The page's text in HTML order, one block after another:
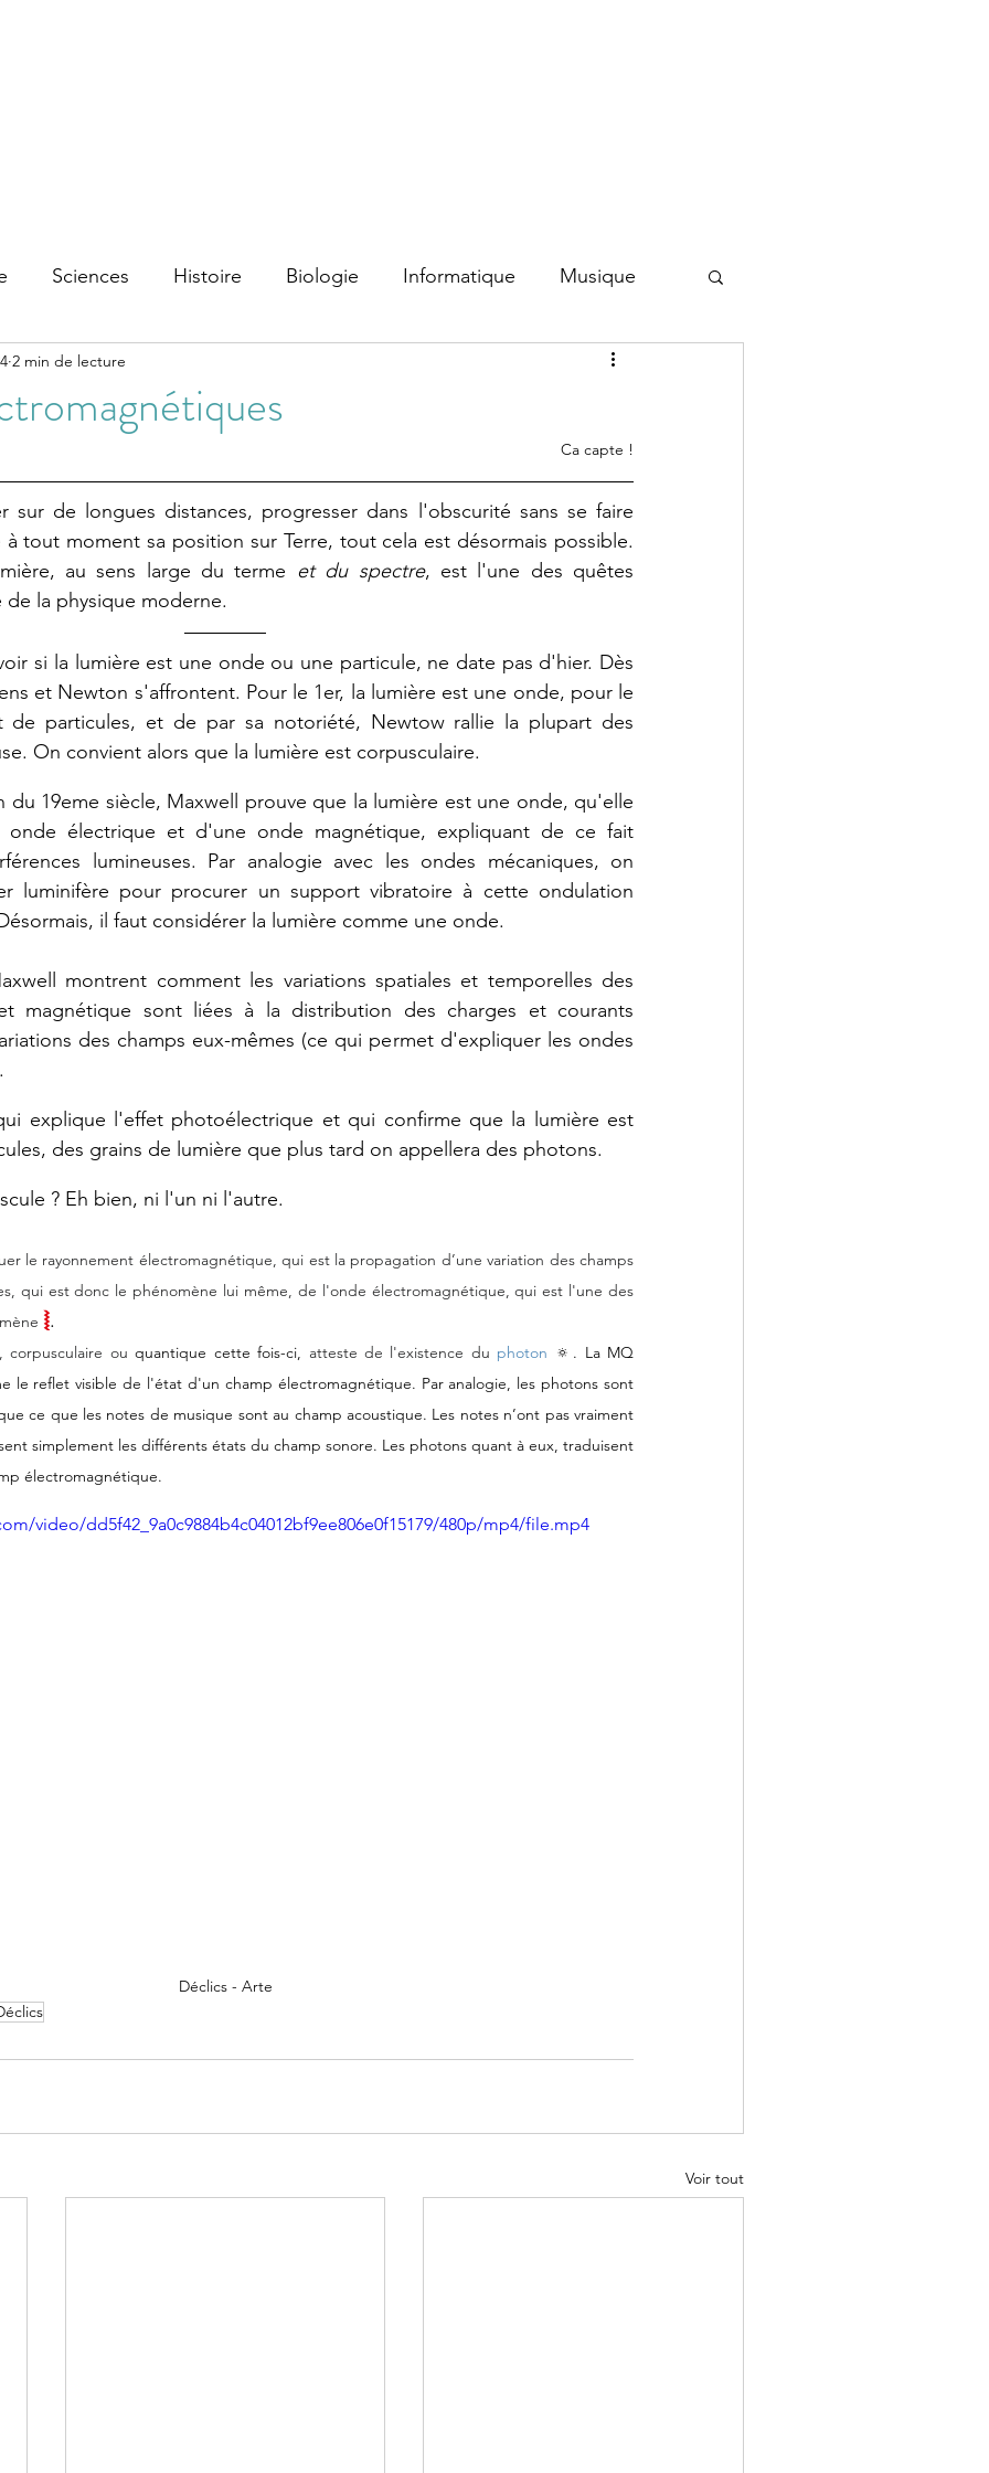
Sciences Histoire Biologie Informatique Musique
2 min de lecture
Ca capte !
sur de longues distances, progresser dans l'obscurité sans se faire
tout moment sa position sur Terre, tout cela est désormais possible.
au sens large du terme et du spectre, est l'une des quêtes
la physique moderne.
si la lumière est une onde ou une particule, ne date pas d'hier. Dès
et Newton s'affrontent. Pour le 1er, la lumière est une onde, pour le
de particules, et de par sa notoriété, Newtow rallie la plupart des
On convient alors que la lumière est corpusculaire.
du 19eme siècle, Maxwell prouve que la lumière est une onde, qu'elle
électrique et d'une onde magnétique, expliquant de ce fait
lumineuses. Par analogie avec les ondes mécaniques, on
luminifère pour procurer un support vibratoire à cette ondulation
il faut considérer la lumière comme une onde.
montrent comment les variations spatiales et temporelles des
magnétique sont liées à la distribution des charges et courants
des champs eux-mêmes (ce qui permet d'expliquer les ondes
explique l'effet photoélectrique et qui confirme que la lumière est
des grains de lumière que plus tard on appellera des photons.
? Eh bien, ni l'un ni l'autre.
le rayonnement électromagnétique, qui est la propagation d’une variation des champs
qui est donc le phénomène lui même, de l'onde électromagnétique, qui est l'une des
⦚.
corpusculaire ou quantique cette fois-ci, atteste de l'existence du photon 🔅. La MQ
le reflet visible de l'état d'un champ électromagnétique. Par analogie, les photons sont
ce que les notes de musique sont au champ acoustique. Les notes n’ont pas vraiment
simplement les différents états du champ sonore. Les photons quant à eux, traduisent
électromagnétique.
video/dd5f42_9a0c9884b4c04012bf9ee806e0f15179/480p/mp4/file.mp4
Déclics - Arte
Voir tout